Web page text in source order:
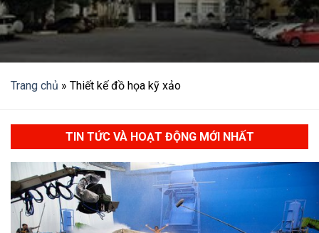
Trang chủ » Thiết kế đồ họa kỹ xảo
TIN TỨC VÀ HOẠT ĐỘNG MỚI NHẤT